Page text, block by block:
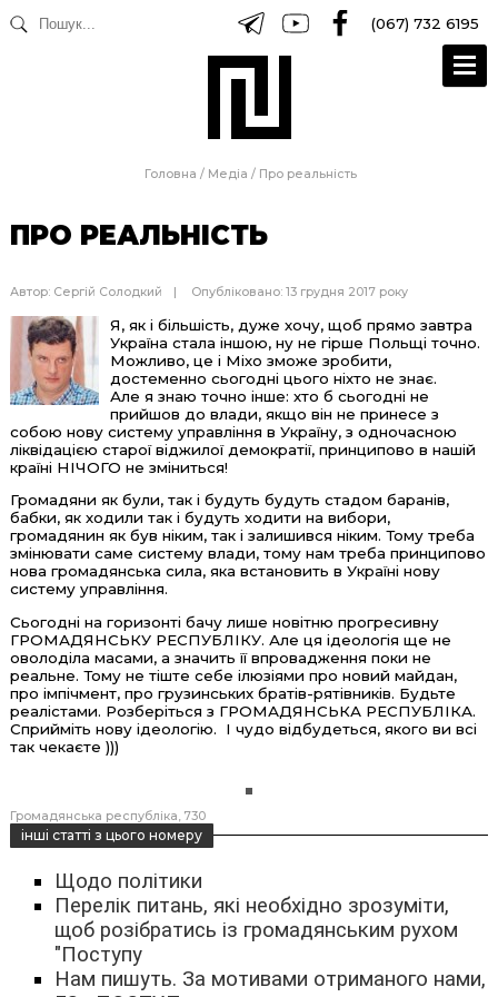
(067) 732 6195
Головна / Медіа / Про реальність
ПРО РЕАЛЬНІСТЬ
Автор: Сергій Солодкий Опубліковано: 13 грудня 2017 року
Я, як і більшість, дуже хочу, щоб прямо завтра
Україна стала іншою, ну не гірше Польщі точно.
Можливо, це і Міхо зможе зробити,
достеменно сьогодні цього ніхто не знає.
Але я знаю точно інше: хто б сьогодні не
прийшов до влади, якщо він не принесе з
собою нову систему управління в Україну, з одночасною
ліквідацією старої віджилої демократії, принципово в нашій
країні НІЧОГО не зміниться!
Громадяни як були, так і будуть будуть стадом баранів,
бабки, як ходили так і будуть ходити на вибори,
громадянин як був ніким, так і залишився ніким. Тому треба
змінювати саме систему влади, тому нам треба принципово
нова громадянська сила, яка встановить в Україні нову
систему управління.
Сьогодні на горизонті бачу лише новітню прогресивну
ГРОМАДЯНСЬКУ РЕСПУБЛІКУ. Але ця ідеологія ще не
оволоділа масами, а значить її впровадження поки не
реальне. Тому не тіште себе ілюзіями про новий майдан,
про імпічмент, про грузинських братів-рятівників. Будьте
реалістами. Розберіться з ГРОМАДЯНСЬКА РЕСПУБЛІКА.
Сприйміть нову ідеологію. І чудо відбудеться, якого ви всі
так чекаєте )))
Громадянська республіка 730
інші статті з цього номеру
Щодо політики
Перелік питань, які необхідно зрозуміти,
щоб розібратись із громадянським рухом
"Поступу
Нам пишуть. За мотивами отриманого нами,